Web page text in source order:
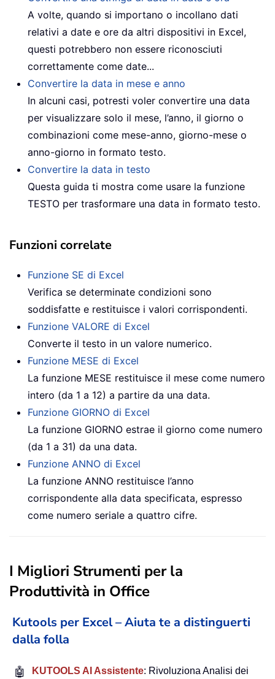
A volte, quando si importano o incollano dati
relativi a date e ore da altri dispositivi in Excel,
questi potrebbero non essere riconosciuti
correttamente come date...
Convertire la data in mese e anno
In alcuni casi, potresti voler convertire una data
per visualizzare solo il mese, l’anno, il giorno o
combinazioni come mese-anno, giorno-mese o
anno-giorno in formato testo.
Convertire la data in testo
Questa guida ti mostra come usare la funzione
TESTO per trasformare una data in formato testo.
Funzioni correlate
Funzione SE di Excel
Verifica se determinate condizioni sono
soddisfatte e restituisce i valori corrispondenti.
Funzione VALORE di Excel
Converte il testo in un valore numerico.
Funzione MESE di Excel
La funzione MESE restituisce il mese come numero
intero (da 1 a 12) a partire da una data.
Funzione GIORNO di Excel
La funzione GIORNO estrae il giorno come numero
(da 1 a 31) da una data.
Funzione ANNO di Excel
La funzione ANNO restituisce l’anno
corrispondente alla data specificata, espresso
come numero seriale a quattro cifre.
I Migliori Strumenti per la
Produttività in Office
Kutools per Excel – Aiuta te a distinguerti
dalla folla
🤖 KUTOOLS AI Assistente: Rivoluziona Analisi dei